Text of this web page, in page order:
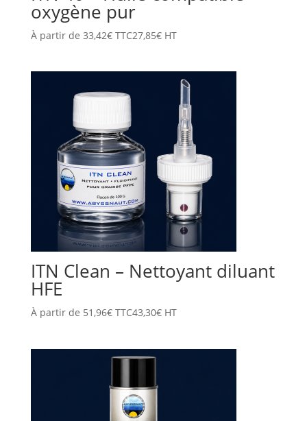
oxygène pur
À partir de 33,42€TTC27,85€HT
ITN Clean – Nettoyant diluant
HFE
À partir de 51,96€TTC43,30€HT